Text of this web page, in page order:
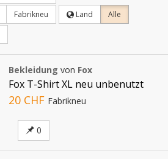
Fabrikneu Land
Alle
Bekleidung von Fox
Fox T-Shirt XL neu unbenutzt
20 CHF Fabrikneu
0